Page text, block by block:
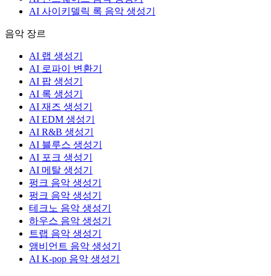
AI 사이키델릭 록 음악 생성기
음악 장르
AI 랩 생성기
AI 로파이 변환기
AI 팝 생성기
AI 록 생성기
AI 재즈 생성기
AI EDM 생성기
AI R&B 생성기
AI 블루스 생성기
AI 포크 생성기
AI 메탈 생성기
펑크 음악 생성기
펑크 음악 생성기
테크노 음악 생성기
하우스 음악 생성기
트랩 음악 생성기
앰비언트 음악 생성기
AI K-pop 음악 생성기